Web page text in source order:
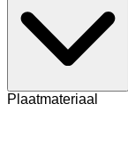
Plaatmateriaal